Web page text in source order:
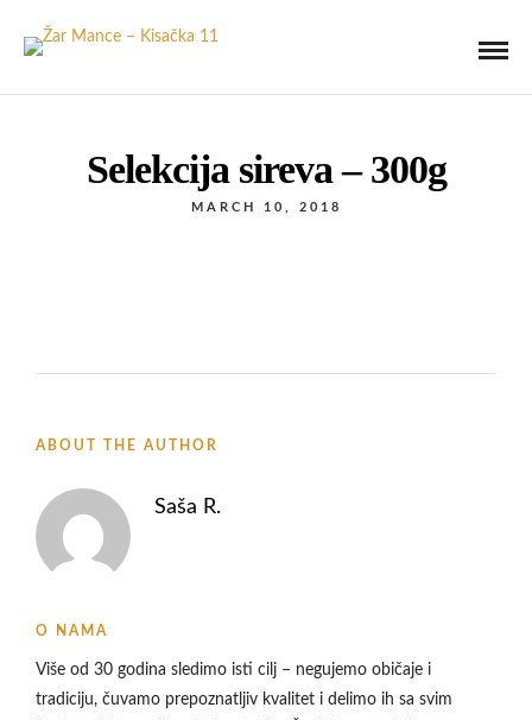
Selekcija sireva – 300g
MARCH 10, 2018
ABOUT THE AUTHOR
Saša R.
O NAMA
Više od 30 godina sledimo isti cilj – negujemo običaje i
tradiciju, čuvamo prepoznatljiv kvalitet i delimo ih sa svim